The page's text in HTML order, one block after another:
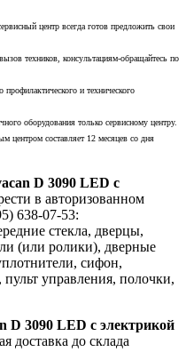
центр всегда готов предложить свои
техников, консультациям-обращайтесь по
и технического
оборудования только сервисному центру.
центром составляет 12 месяцев со дня
D 3090 LED с
в авторизованном
638-07-53:
стекла, дверцы,
(или ролики), дверные
сифон,
управления, полочки,
D 3090 LED с электрикой
доставка до склада